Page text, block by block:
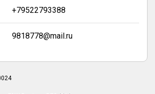
+79522793388
9818778@mail.ru